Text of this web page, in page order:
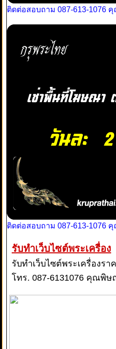
ติดต่อสอบถาม 087-613-1076
ติดต่อสอบถาม 087-613-1076
รับทำเว็บไซต์พระเครื่อง
รับทำเว็บไซต์พระเครื่องรา
โทร. 087-6131076 คุณพิ